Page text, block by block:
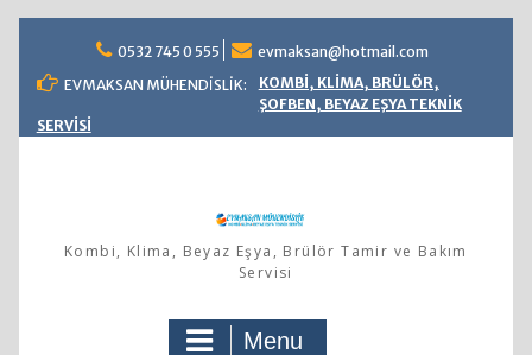
content
0532 745 0 555
evmaksan@hotmail.com
EVMAKSAN MÜHENDİSLİK:
KOMBİ, KLİMA, BRÜLÖR,
ŞOFBEN, BEYAZ EŞYA TEKNİK
SERVİSİ
Kombi, Klima, Beyaz Eşya, Brülör Tamir ve Bakım
Servisi
Menu